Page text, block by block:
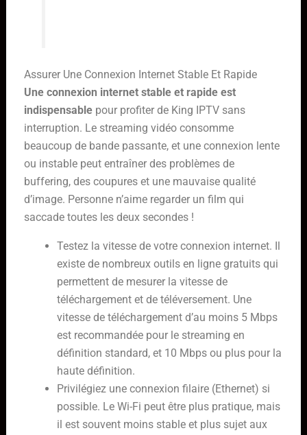
Assurer Une Connexion Internet Stable Et Rapide
Une connexion internet stable et rapide est
indispensablepour profiter de King IPTV sans
interruption. Le streaming vidéo consomme
beaucoup de bande passante, et une connexion lente
ou instable peut entraîner des problèmes de
buffering, des coupures et une mauvaise qualité
d’image. Personne n’aime regarder un film qui
saccade toutes les deux secondes !
Testez la vitesse de votre connexion internet. Il
existe de nombreux outils en ligne gratuits qui
permettent de mesurer la vitesse de
téléchargement et de téléversement. Une
vitesse de téléchargement d’au moins 5 Mbps
est recommandée pour le streaming en
définition standard, et 10 Mbps ou plus pour la
haute définition.
Privilégiez une connexion filaire (Ethernet) si
possible. Le Wi-Fi peut être plus pratique, mais
il est souvent moins stable et plus sujet aux